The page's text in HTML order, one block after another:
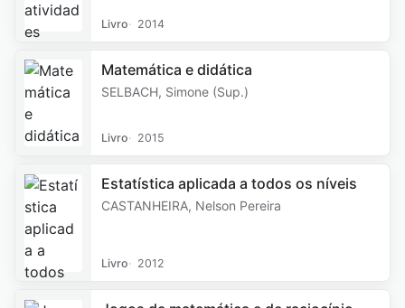
Livro 2014
Matemática e didática
SELBACH, Simone (Sup.)
Livro 2015
Estatística aplicada a todos os níveis
CASTANHEIRA, Nelson Pereira
Livro 2012